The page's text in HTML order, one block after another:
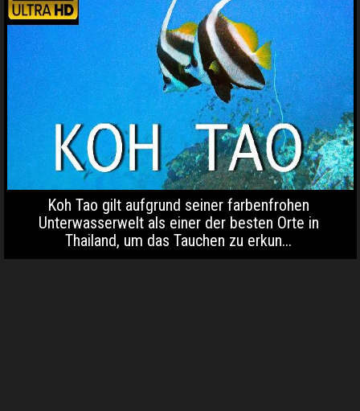
Koh Tao gilt aufgrund seiner farbenfrohen
Unterwasserwelt als einer der besten Orte in
Thailand, um das Tauchen zu erkun...